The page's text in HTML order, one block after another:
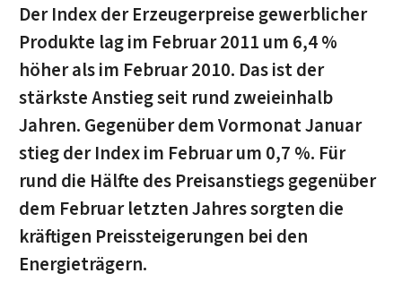
Der Index der Erzeugerpreise gewerblicher
Produkte lag im Februar 2011 um 6,4 %
höher als im Februar 2010. Das ist der
stärkste Anstieg seit rund zweieinhalb
Jahren. Gegenüber dem Vormonat Januar
stieg der Index im Februar um 0,7 %. Für
rund die Hälfte des Preisanstiegs gegenüber
dem Februar letzten Jahres sorgten die
kräftigen Preissteigerungen bei den
Energieträgern.